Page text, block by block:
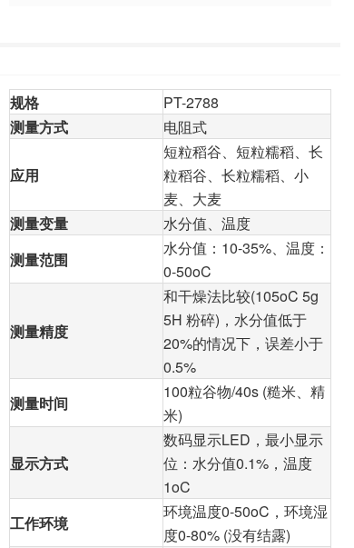
规格
PT-2788
测量方式
电阻式
应用
短粒稻谷、短粒糯稻、长
粒稻谷、长粒糯稻、小
麦、大麦
测量变量
水分值、温度
测量范围
水分值：10-35%、温度：
0-50oC
测量精度
和干燥法比较(105oC 5g
5H 粉碎)，水分值低于
20%的情况下，误差小于
0.5%
测量时间
100粒谷物/40s (糙米、精
米)
显示方式
数码显示LED，最小显示
位：水分值0.1%，温度
1oC
工作环境
环境温度0-50oC，环境湿
度0-80% (没有结露)